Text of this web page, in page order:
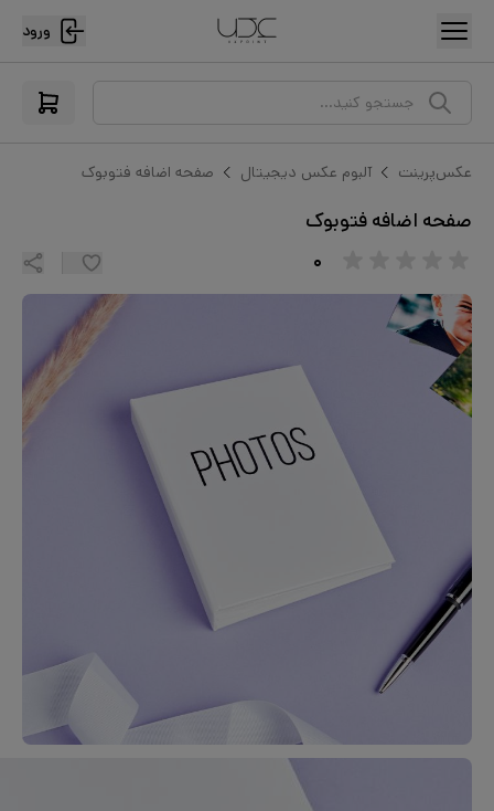
ورود
جستجو کنید...
عکس‌پرینت آلبوم عکس دیجیتال صفحه اضافه فتوبوک
صفحه اضافه فتوبوک
۰